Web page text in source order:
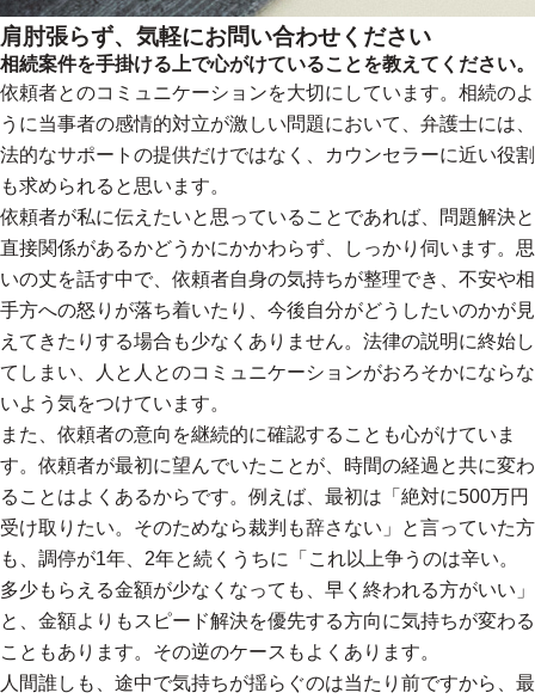
肩肘張らず、気軽にお問い合わせください
相続案件を手掛ける上で心がけていることを教えてください。
依頼者とのコミュニケーションを大切にしています。相続のよ
うに当事者の感情的対立が激しい問題において、弁護士には、
法的なサポートの提供だけではなく、カウンセラーに近い役割
も求められると思います。
依頼者が私に伝えたいと思っていることであれば、問題解決と
直接関係があるかどうかにかかわらず、しっかり伺います。思
いの丈を話す中で、依頼者自身の気持ちが整理でき、不安や相
手方への怒りが落ち着いたり、今後自分がどうしたいのかが見
えてきたりする場合も少なくありません。法律の説明に終始し
てしまい、人と人とのコミュニケーションがおろそかにならな
いよう気をつけています。
また、依頼者の意向を継続的に確認することも心がけていま
す。依頼者が最初に望んでいたことが、時間の経過と共に変わ
ることはよくあるからです。例えば、最初は「絶対に500万円
受け取りたい。そのためなら裁判も辞さない」と言っていた方
も、調停が1年、2年と続くうちに「これ以上争うのは辛い。
多少もらえる金額が少なくなっても、早く終われる方がいい」
と、金額よりもスピード解決を優先する方向に気持ちが変わる
こともあります。その逆のケースもよくあります。
人間誰しも、途中で気持ちが揺らぐのは当たり前ですから、最